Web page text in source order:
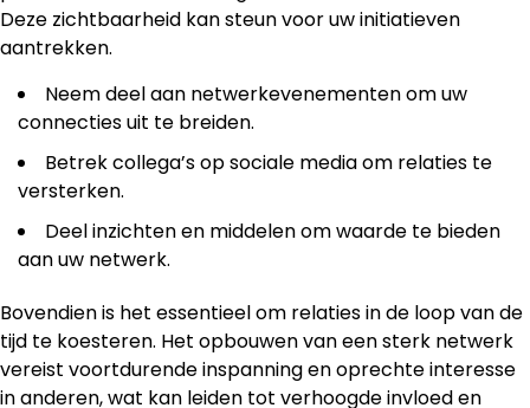
Deze zichtbaarheid kan steun voor uw initiatieven
aantrekken.
Neem deel aan netwerkevenementen om uw
connecties uit te breiden.
Betrek collega’s op sociale media om relaties te
versterken.
Deel inzichten en middelen om waarde te bieden
aan uw netwerk.
Bovendien is het essentieel om relaties in de loop van de
tijd te koesteren. Het opbouwen van een sterk netwerk
vereist voortdurende inspanning en oprechte interesse
in anderen, wat kan leiden tot verhoogde invloed en